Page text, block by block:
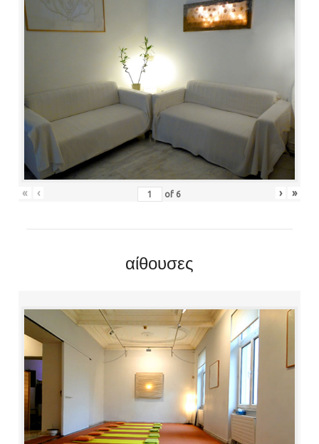
« ‹ of 6 › »
αίθουσες